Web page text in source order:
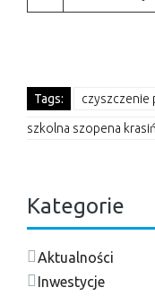
Tags:
szkolna szopena
Kategorie
Aktualności
Inwestycje